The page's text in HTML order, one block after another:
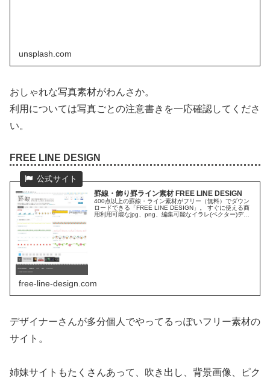
unsplash.com
おしゃれな写真素材がわんさか。
利用については写真ごとの注意書きを一応確認してくださ
い。
FREE LINE DESIGN
罫線・飾り罫ライン素材 FREE LINE DESIGN
400点以上の罫線・ライン素材がフリー（無料）でダウン
ロードできる「FREE LINE DESIGN」。 すぐに使える商
用利用可能なjpg、png、編集可能なイラレ(ベクター)デー
free-line-design.com
デザイナーさんが多分個人でやってるっぽいフリー素材の
サイト。
姉妹サイトもたくさんあって、吹き出し、背景画像、ピク